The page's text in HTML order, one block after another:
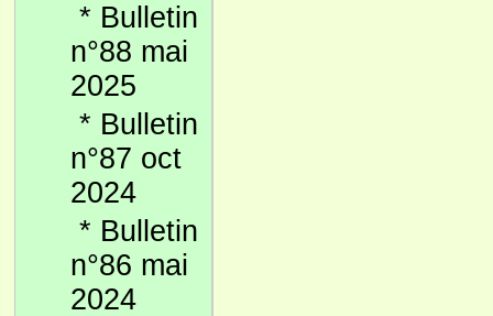
* Bulletin
n°88 mai
2025
* Bulletin
n°87 oct
2024
* Bulletin
n°86 mai
2024